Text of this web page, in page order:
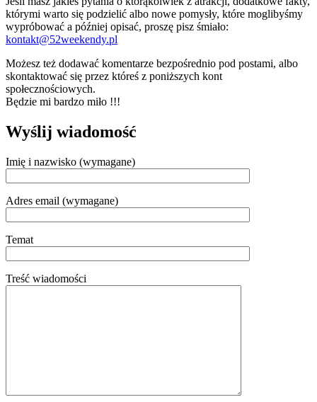
którymi warto się podzielić albo nowe pomysły, które moglibyśmy
wypróbować a później opisać, proszę pisz śmiało:
kontakt@52weekendy.pl
Możesz też dodawać komentarze bezpośrednio pod postami, albo
skontaktować się przez któreś z poniższych kont
społecznościowych.
Będzie mi bardzo miło !!!
Wyślij wiadomość
Imię i nazwisko (wymagane)
Adres email (wymagane)
Temat
Treść wiadomości